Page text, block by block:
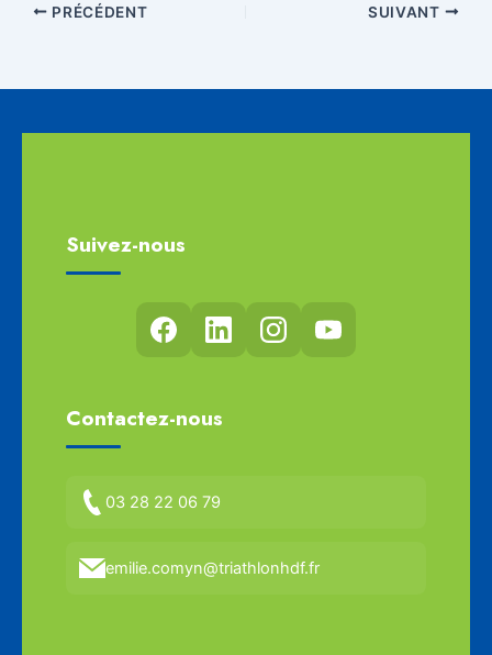
PRÉCÉDENT SUIVANT
Suivez-nous
Contactez-nous
03 28 22 06 79
emilie.comyn@triathlonhdf.fr